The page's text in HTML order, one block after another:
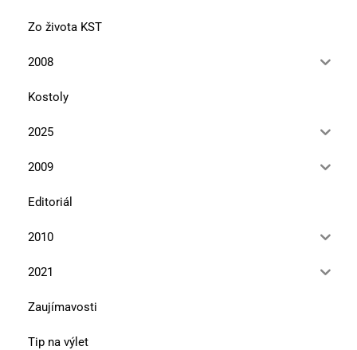
Zo života KST
2008
Kostoly
2025
2009
Editoriál
2010
2021
Zaujímavosti
Tip na výlet